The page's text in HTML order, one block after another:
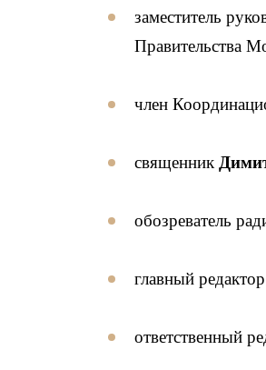
заместитель
Правительства
член
священник
обозреватель
главный
ответственный